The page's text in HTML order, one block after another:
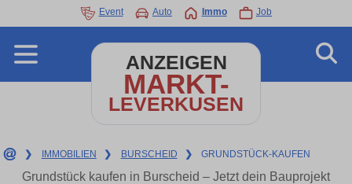
Event Auto Immo Job
ANZEIGEN
MARKT-
LEVERKUSEN
❯ IMMOBILIEN ❯ BURSCHEID ❯ GRUNDSTÜCK-KAUFEN
Grundstück kaufen in Burscheid – Jetzt dein Bauprojekt